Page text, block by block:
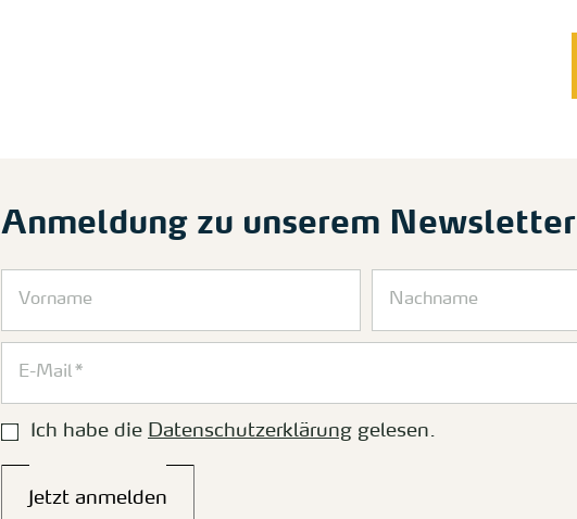
Anmeldung zu unserem Newsletter
Ich habe die Datenschutzerklärung gelesen.
Jetzt anmelden